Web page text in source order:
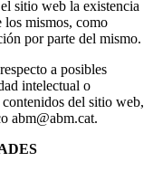
sitio web la existencia
los mismos, como
por parte del mismo.
a posibles
intelectual o
del sitio web,
abm@abm.cat.